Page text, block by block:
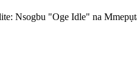
Nsogbu "Oge Idle" na